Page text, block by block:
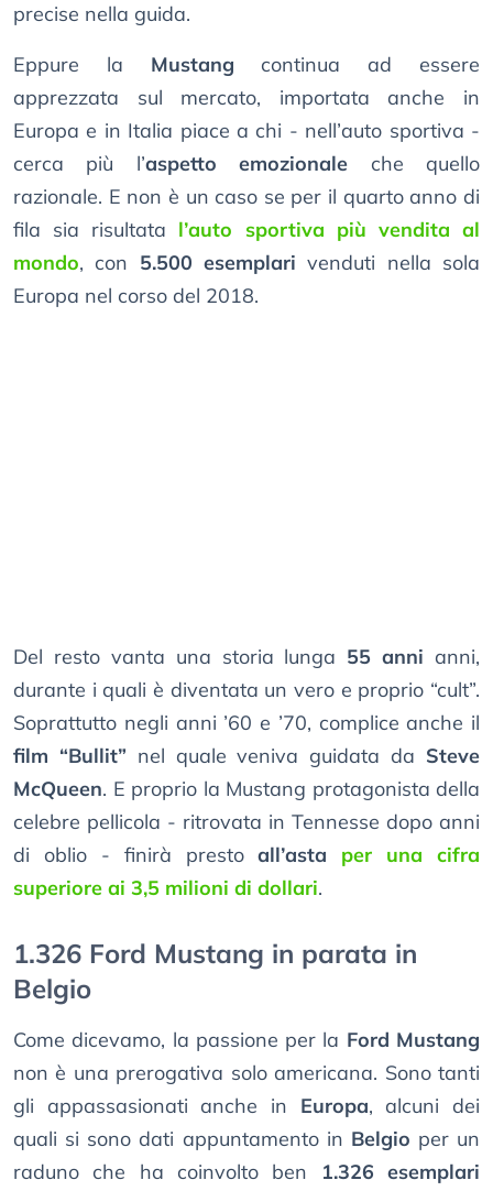
precise nella guida.
Eppure la Mustang continua ad essere
apprezzata sul mercato, importata anche in
Europa e in Italia piace a chi - nell’auto sportiva -
cerca più l’aspetto emozionale che quello
razionale. E non è un caso se per il quarto anno di
fila sia risultata l’auto sportiva più vendita al
mondo, con 5.500 esemplari venduti nella sola
Europa nel corso del 2018.
Del resto vanta una storia lunga 55 anni anni,
durante i quali è diventata un vero e proprio “cult”.
Soprattutto negli anni ’60 e ’70, complice anche il
film “Bullit” nel quale veniva guidata da Steve
McQueen. E proprio la Mustang protagonista della
celebre pellicola - ritrovata in Tennesse dopo anni
di oblio - finirà prestoall’asta
per una cifra
superiore ai 3,5 milioni di dollari.
1.326 Ford Mustang in parata in
Belgio
Come dicevamo, la passione per la Ford Mustang
non è una prerogativa solo americana. Sono tanti
gli appassasionati anche in Europa, alcuni dei
quali si sono dati appuntamento in Belgio per un
raduno che ha coinvolto ben
1.326 esemplari